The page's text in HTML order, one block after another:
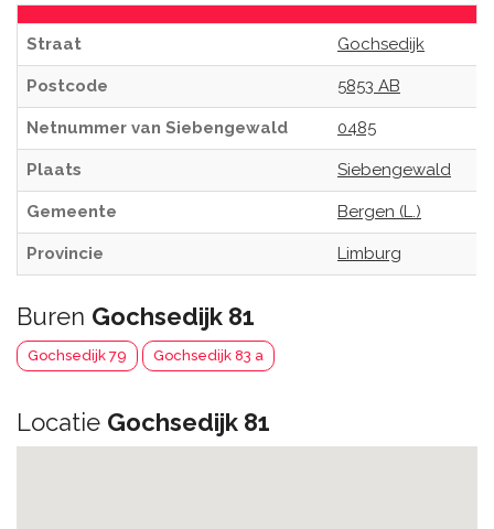
Straat Gochsedijk
Postcode 5853 AB
Netnummer van Siebengewald 0485
Plaats Siebengewald
Gemeente Bergen (L.)
Provincie Limburg
Buren Gochsedijk 81
Gochsedijk 79 Gochsedijk 83 a
Locatie Gochsedijk 81